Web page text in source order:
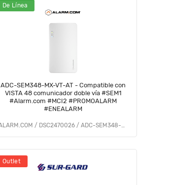
De Línea
ADC-SEM348-MX-VT-AT - Compatible con
VISTA 48 comunicador doble vía #SEM1
#Alarm.com #MCI2 #PROMOALARM
#ENEALARM
ALARM.COM / DSC2470026 / ADC-SEM348-MX-VT-AT
Outlet